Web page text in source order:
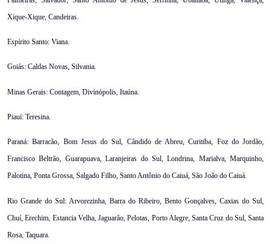
Xique-Xique, Candeiras.
Espírito Santo: Viana.
Goiás: Caldas Novas, Silvania.
Minas Gerais: Contagem, Divinópolis, Itaúna.
Piauí: Teresina.
Paraná: Barracão, Bom Jesus do Sul, Cândido de Abreu, Curitiba, Foz do Jordão,
Francisco Beltrão, Guarapuava, Laranjeiras do Sul, Londrina, Marialva, Marquinho,
Palotina, Ponta Grossa, Salgado Filho, Santo Antônio do Caiuá, São João do Caiuá.
Rio Grande do Sul: Arvorezinha, Barra do Ribeiro, Bento Gonçalves, Caxias do Sul,
Chuí, Erechim, Estancia Velha, Jaguarão, Pelotas, Porto Alegre, Santa Cruz do Sul, Santa
Rosa, Taquara.